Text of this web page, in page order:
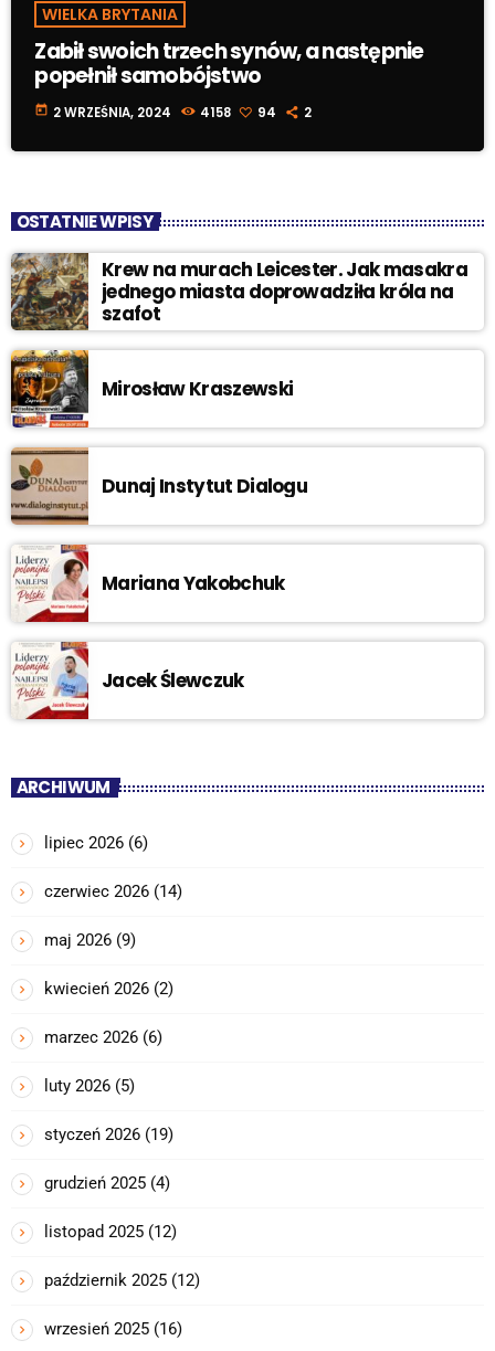
WIELKA BRYTANIA
Zabił swoich trzech synów, a następnie
popełnił samobójstwo
today 2 WRZEŚNIA, 2024 4158 94 2
OSTATNIE WPISY
Krew na murach Leicester. Jak masakra
jednego miasta doprowadziła króla na
szafot
Mirosław Kraszewski
Dunaj Instytut Dialogu
Mariana Yakobchuk
Jacek Ślewczuk
ARCHIWUM
lipiec 2026 (6)
czerwiec 2026 (14)
maj 2026 (9)
kwiecień 2026 (2)
marzec 2026 (6)
luty 2026 (5)
styczeń 2026 (19)
grudzień 2025 (4)
listopad 2025 (12)
październik 2025 (12)
wrzesień 2025 (16)